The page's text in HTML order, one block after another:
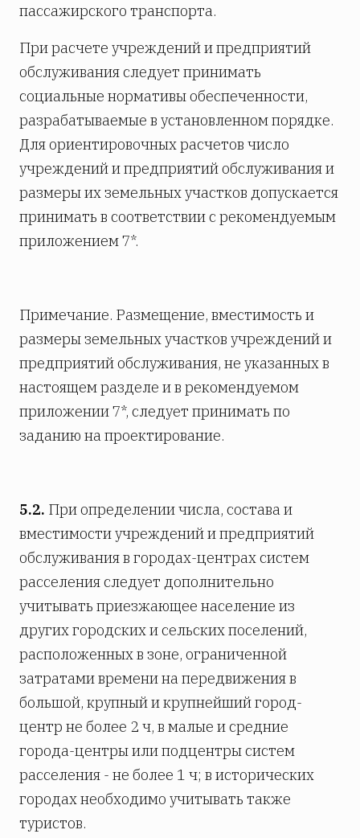
пассажирского транспорта.
При расчете учреждений и предприятий
обслуживания следует принимать
социальные нормативы обеспеченности,
разрабатываемые в установленном порядке.
Для ориентировочных расчетов число
учреждений и предприятий обслуживания и
размеры их земельных участков допускается
принимать в соответствии с рекомендуемым
приложением 7*.
Примечание. Размещение, вместимость и
размеры земельных участков учреждений и
предприятий обслуживания, не указанных в
настоящем разделе и в рекомендуемом
приложении 7*, следует принимать по
заданию на проектирование.
5.2. При определении числа, состава и
вместимости учреждений и предприятий
обслуживания в городах-центрах систем
расселения следует дополнительно
учитывать приезжающее население из
других городских и сельских поселений,
расположенных в зоне, ограниченной
затратами времени на передвижения в
большой, крупный и крупнейший город-
центр не более 2 ч, в малые и средние
города-центры или подцентры систем
расселения - не более 1 ч; в исторических
городах необходимо учитывать также
туристов.